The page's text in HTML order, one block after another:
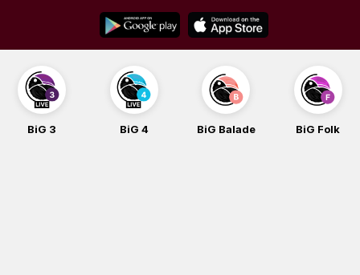
content
BiG 3 BiG 4 BiG Balade BiG Folk